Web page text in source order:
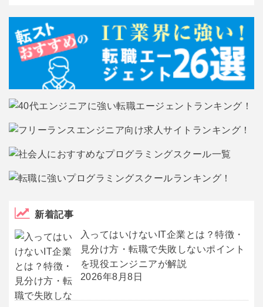
新着記事
入ってはいけないIT企業とは？特徴・
見分け方・転職で失敗しないポイント
を現役エンジニアが解説
2026年8月8日